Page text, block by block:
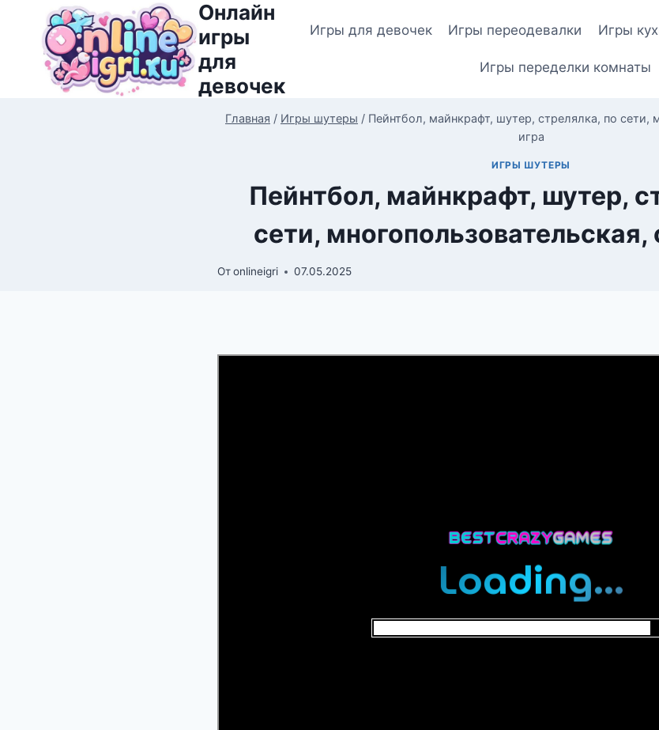
Перейти
содержимому
Онлайн
игры
для
девочек
Игры для девочек Игры переодевалки Игры
Игры переделки комнаты
Главная / Игры шутеры / Пейнтбол, майнкрафт, шутер, стрелялка, по сети,
игра
ИГРЫ ШУТЕРЫ
Пейнтбол, майнкрафт, шутер,
сети, многопользовательская,
Отonlineigri 07.05.2025